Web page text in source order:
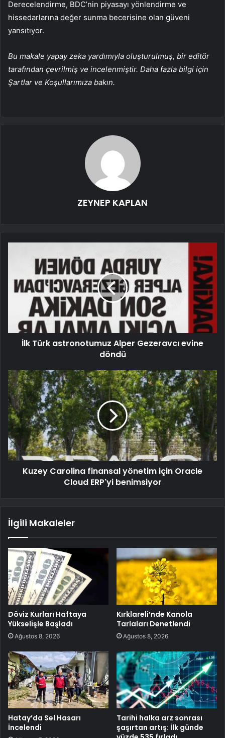
Derecelendirme, BDC’nin piyasayı yönlendirme ve
hissedarlarına değer sunma becerisine olan güveni
yansıtıyor.
Bu makale yapay zeka yardımıyla oluşturulmuş, bir editör
tarafından çevrilmiş ve incelenmiştir. Daha fazla bilgi için
Şartlar ve Koşullarımıza bakın.
ZEYNEP KAPLAN
İlk Türk astronotumuz Alper Gezeravcı evine
döndü
Kuzey Carolina finansal yönetim için Oracle
Cloud ERP'yi benimsiyor
İlgili Makaleler
Döviz Kurları Haftaya
Yükselişle Başladı
Ağustos 8, 2026
Kırklareli’nde Kanola
Tarlaları Denetlendi
Ağustos 8, 2026
Hatay’da Sel Hasarı
İncelendi
Tarihi halka arz sonrası
şaşırtan artış: İlk günde